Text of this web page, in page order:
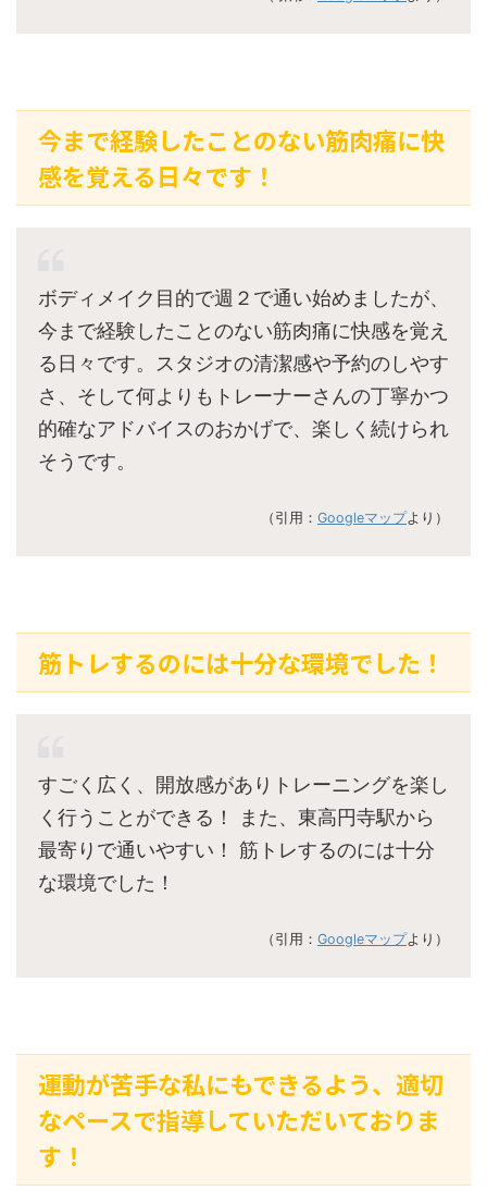
今まで経験したことのない筋肉痛に快
感を覚える日々です！
ボディメイク目的で週２で通い始めましたが、
今まで経験したことのない筋肉痛に快感を覚え
る日々です。スタジオの清潔感や予約のしやす
さ、そして何よりもトレーナーさんの丁寧かつ
的確なアドバイスのおかげで、楽しく続けられ
そうです。
（引用： Googleマップより）
筋トレするのには十分な環境でした！
すごく広く、開放感がありトレーニングを楽し
く行うことができる！ また、東高円寺駅から
最寄りで通いやすい！ 筋トレするのには十分
な環境でした！
（引用： Googleマップより）
運動が苦手な私にもできるよう、適切
なペースで指導していただいておりま
す！